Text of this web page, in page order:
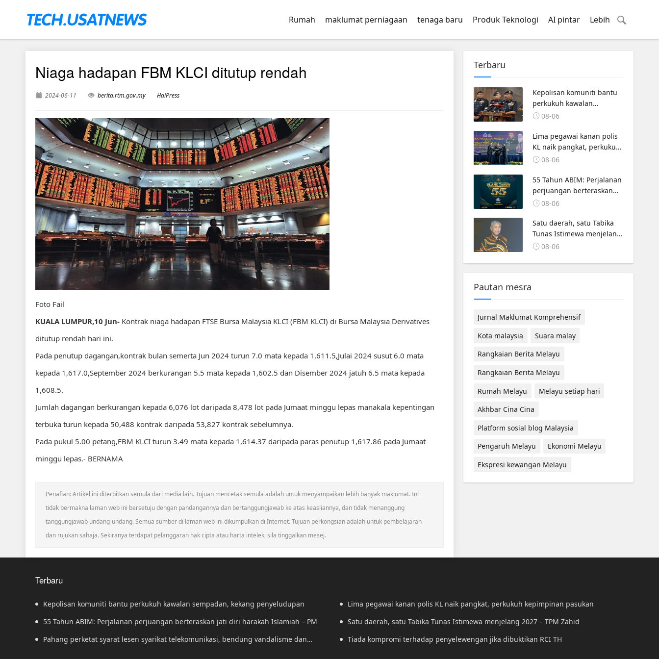
Rumah maklumat perniagaan tenaga baru Produk Teknologi AI pintar Lebih
Niaga hadapan FBM KLCI ditutup rendah
2024-06-11 berita.rtm.gov.my HaiPress
Foto Fail
KUALA LUMPUR,10 Jun- Kontrak niaga hadapan FTSE Bursa Malaysia KLCI (FBM KLCI) di Bursa Malaysia Derivatives
ditutup rendah hari ini.
Pada penutup dagangan,kontrak bulan semerta Jun 2024 turun 7.0 mata kepada 1,611.5,Julai 2024 susut 6.0 mata
kepada 1,617.0,September 2024 berkurangan 5.5 mata kepada 1,602.5 dan Disember 2024 jatuh 6.5 mata kepada
1,608.5.
Jumlah dagangan berkurangan kepada 6,076 lot daripada 8,478 lot pada Jumaat minggu lepas manakala kepentingan
terbuka turun kepada 50,488 kontrak daripada 53,827 kontrak sebelumnya.
Pada pukul 5.00 petang,FBM KLCI turun 3.49 mata kepada 1,614.37 daripada paras penutup 1,617.86 pada Jumaat
minggu lepas.- BERNAMA
Penafian: Artikel ini diterbitkan semula dari media lain. Tujuan mencetak semula adalah untuk menyampaikan lebih banyak maklumat. Ini
tidak bermakna laman web ini bersetuju dengan pandangannya dan bertanggungjawab ke atas keasliannya, dan tidak menanggung
tanggungjawab undang-undang. Semua sumber di laman web ini dikumpulkan di Internet. Tujuan perkongsian adalah untuk pembelajaran
dan rujukan sahaja. Sekiranya terdapat pelanggaran hak cipta atau harta intelek, sila tinggalkan mesej.
Terbaru
Kepolisan komuniti bantu
perkukuh kawalan
sempadan, kekang
08-06
Lima pegawai kanan polis
KL naik pangkat, perkukuh
kepimpinan pasukan
08-06
55 Tahun ABIM: Perjalanan
perjuangan berteraskan
jati diri harakah Islamiah –
08-06
Satu daerah, satu Tabika
Tunas Istimewa menjelang
2027 – TPM Zahid
08-06
Pautan mesra
Jurnal Maklumat Komprehensif
Kota malaysia
Suara malay
Rangkaian Berita Melayu
Rangkaian Berita Melayu
Rumah Melayu
Melayu setiap hari
Akhbar Cina Cina
Platform sosial blog Malaysia
Pengaruh Melayu
Ekonomi Melayu
Ekspresi kewangan Melayu
Terbaru
Kepolisan komuniti bantu perkukuh kawalan sempadan, kekang penyeludupan
Lima pegawai kanan polis KL naik pangkat, perkukuh kepimpinan pasukan
55 Tahun ABIM: Perjalanan perjuangan berteraskan jati diri harakah Islamiah – PM
Satu daerah, satu Tabika Tunas Istimewa menjelang 2027 – TPM Zahid
Pahang perketat syarat lesen syarikat telekomunikasi, bendung vandalisme dan
Tiada kompromi terhadap penyelewengan jika dibuktikan RCI TH